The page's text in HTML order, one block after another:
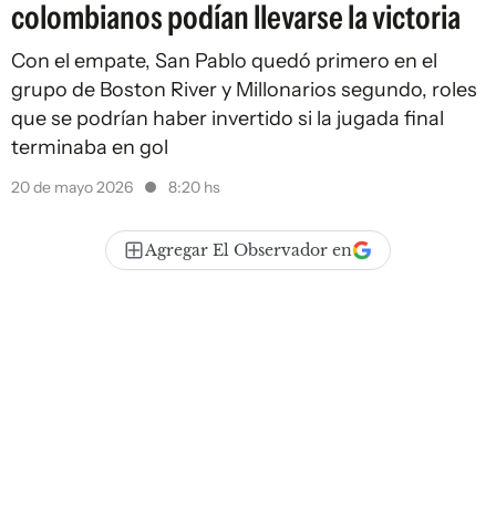
colombianos podían llevarse la victoria
Con el empate, San Pablo quedó primero en el
grupo de Boston River y Millonarios segundo, roles
que se podrían haber invertido si la jugada final
terminaba en gol
20 de mayo 2026 8:20 hs
Agregar El Observador en